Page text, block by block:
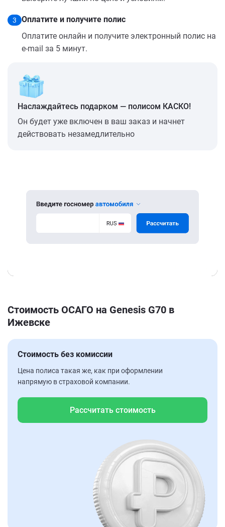
3
Оплатите и получите полис
Оплатите онлайн и получите электронный полис на
e-mail за 5 минут.
Наслаждайтесь подарком — полисом КАСКО!
Он будет уже включен в ваш заказ и начнет
действовать незамедлительно
Стоимость ОСАГО на Genesis G70 в
Ижевске
Стоимость без комиссии
Цена полиса такая же, как при оформлении
напрямую в страховой компании.
Рассчитать стоимость